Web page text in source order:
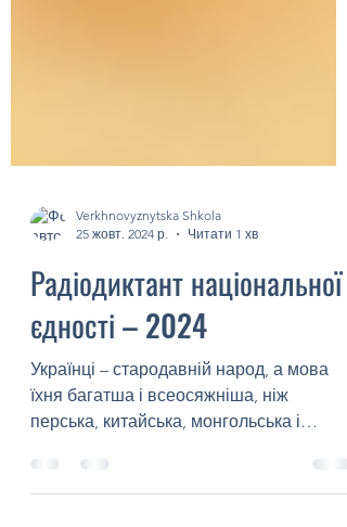
Verkhnovyznytska Shkola
25 жовт. 2024 р.
Читати 1 хв
Радіодиктант національної
єдності – 2024
їхня багатша і всеосяжніша, ніж
перська, китайська, монгольська і